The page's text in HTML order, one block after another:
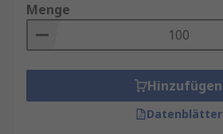
Menge
Hinzufügen
Datenblätter